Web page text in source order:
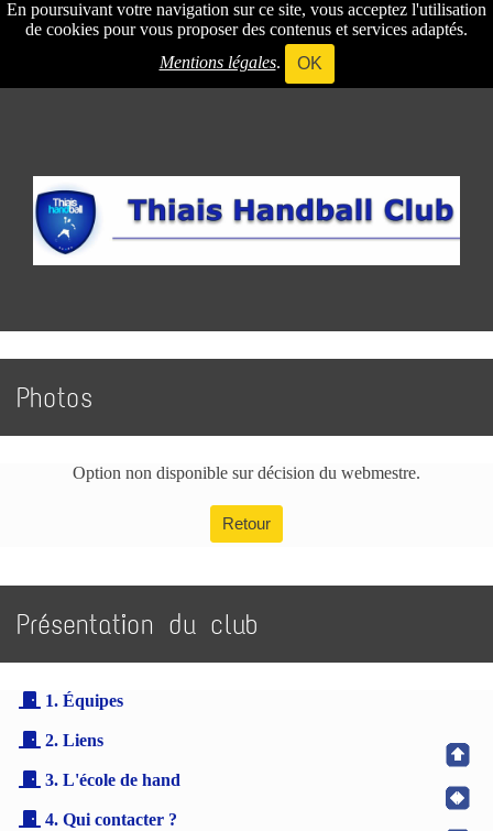
En poursuivant votre navigation sur ce site, vous acceptez l'utilisation
de cookies pour vous proposer des contenus et services adaptés.
Mentions légales. OK
Photos
Option non disponible sur décision du webmestre.
Retour
Présentation du club
1. Équipes
2. Liens
3. L'école de hand
4. Qui contacter ?